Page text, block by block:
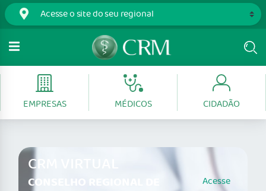
EMPRESAS MÉDICOS CIDADÃO
CRM VIRTUAL
CONSELHO REGIONAL DE Acesse